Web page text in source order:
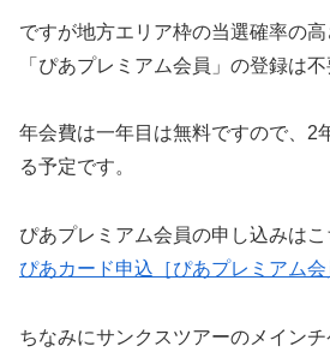
ですが地方エリア枠の当選確率の高
「ぴあプレミアム会員」の登録は不
年会費は一年目は無料ですので、2
る予定です。
ぴあプレミアム会員の申し込みはこ
ぴあカード申込［ぴあプレミアム
ちなみにサンクスツアーのメイン